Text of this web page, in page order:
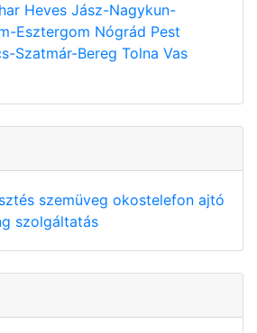
Heves Jász-Nagykun-
Esztergom Nógrád Pest
Szatmár-Bereg Tolna Vas
szemüveg okostelefon ajtó
szolgáltatás